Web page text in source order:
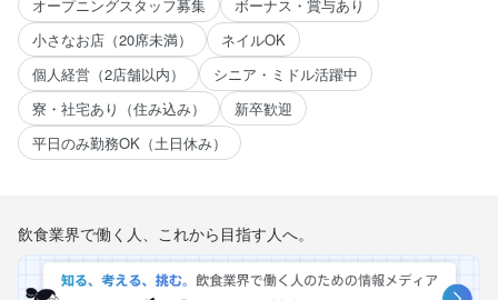
オープニングスタッフ募集
ボーナス・賞与あり
小さなお店（20席未満）
ネイルOK
個人経営（2店舗以内）
シニア・ミドル活躍中
寮・社宅あり（住み込み）
新卒歓迎
平日のみ勤務OK（土日休み）
飲食業界で働く人、これから目指す人へ。